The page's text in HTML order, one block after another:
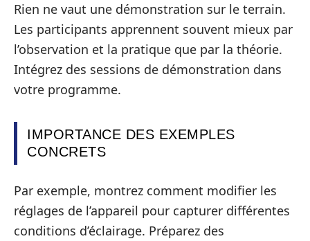
Rien ne vaut une démonstration sur le terrain.
Les participants apprennent souvent mieux par
l’observation et la pratique que par la théorie.
Intégrez des sessions de démonstration dans
votre programme.
IMPORTANCE DES EXEMPLES
CONCRETS
Par exemple, montrez comment modifier les
réglages de l’appareil pour capturer différentes
conditions d’éclairage. Préparez des